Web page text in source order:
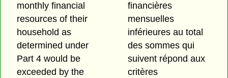
monthly financial
resources of their
household as
determined under
Part 4 would be
exceeded by the
financières
mensuelles
inférieures au total
des sommes qui
suivent répond aux
critères